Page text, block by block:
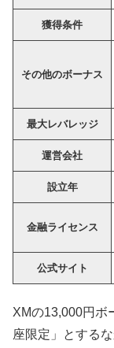
獲得条件
その他のボーナス
最大レバレッジ
運営会社
設立年
金融ライセンス
公式サイト
XMの13,000円ボ
座限定」とするな